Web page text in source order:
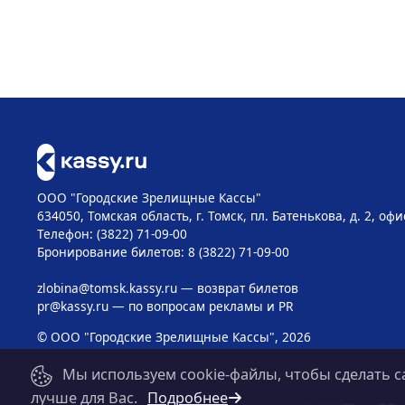
ООО "Городские Зрелищные Кассы"
634050, Томская область, г. Томск, пл. Батенькова, д. 2,
Телефон: (3822) 71-09-00
Бронирование билетов: 8 (3822) 71-09-00
zlobina@tomsk.kassy.ru— возврат билетов
pr@kassy.ru— по вопросам рекламы и PR
© ООО "Городские Зрелищные Кассы", 2026
Мы используем cookie-файлы, чтобы сделать
лучше для Вас. Подробнее